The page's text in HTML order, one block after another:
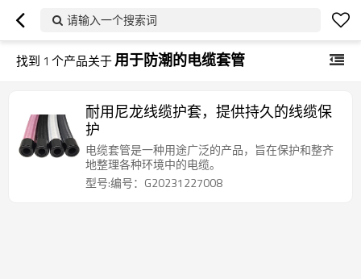
请输入一个搜索词
找到 1 个产品关于用于防潮的电缆套管
耐用尼龙线缆护套，提供持久的线缆保
护
电缆套管是一种用途广泛的产品，旨在保护和整齐
地整理各种环境中的电缆。
型号:编号：G20231227008